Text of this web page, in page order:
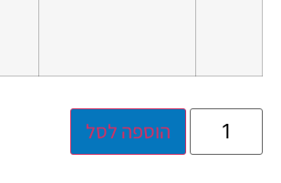
הוספה לסל